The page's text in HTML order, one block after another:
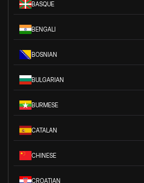
BASQUE
BENGALI
BOSNIAN
BULGARIAN
BURMESE
CATALAN
CHINESE
CROATIAN